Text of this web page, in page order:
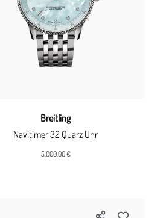
Breitling
Navitimer 32 Quarz Uhr
5.000,00 €